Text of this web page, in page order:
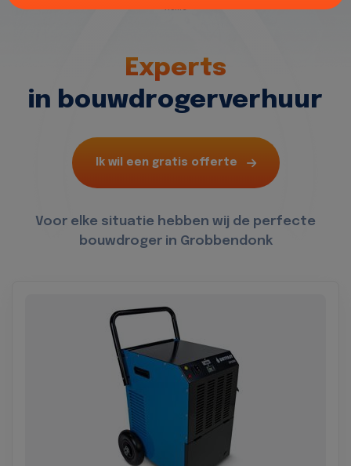
Home
Experts
in bouwdrogerverhuur
Ik wil een gratis offerte
Voor elke situatie hebben wij de perfecte
bouwdroger in Grobbendonk